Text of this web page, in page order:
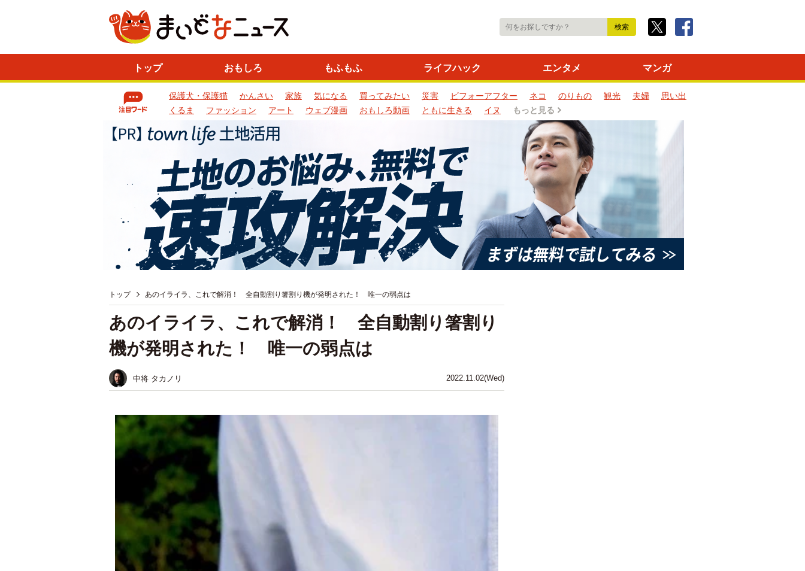
トップ おもしろ もふもふ ライフハック エンタメ マンガ
保護犬・保護猫 かんさい 家族 気になる 買ってみたい 災害 ビフォーアフター ネコ のりもの 観光 夫婦
思い出
くるま
ファッション アート ウェブ漫画 おもしろ動画 ともに生きる イヌ もっと見る
トップ あのイライラ、これで解消！ 全自動割り箸割り機が発明された！ 唯一の弱点は
2022.11.02(Wed)
あのイライラ、これで解消！ 全自動割り箸割り
機が発明された！ 唯一の弱点は
中将 タカノリ